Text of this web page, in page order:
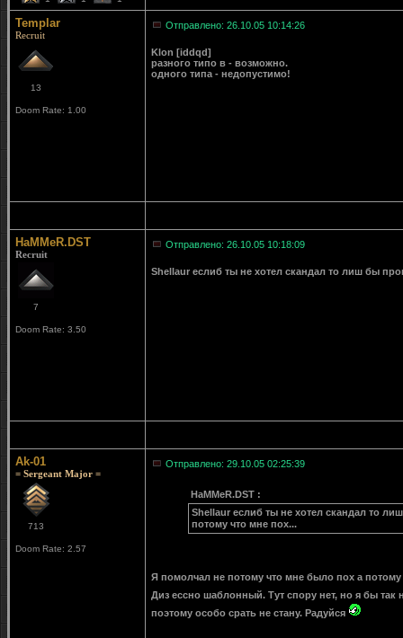
Templar
Recruit
13
Doom Rate: 1.00
Отправлено: 26.10.05 10:14:26
Klon [iddqd]
разного типо в - возможно.
одного типа - недопустимо!
HaMMeR.DST
Recruit
7
Doom Rate: 3.50
Отправлено: 26.10.05 10:18:09
Shellaur еслиб ты не хотел скандал то лиш бы
Ak-01
= Sergeant Major =
713
Doom Rate: 2.57
Отправлено: 29.10.05 02:25:39
HaMMeR.DST :
Shellaur еслиб ты не хотел скандал то
потому что мне пох...
Я помолчал не потому что мне было пох а потому
Диз ессно шаблонный. Тут спору нет, но я бы так
поэтому особо срать не стану. Радуйся